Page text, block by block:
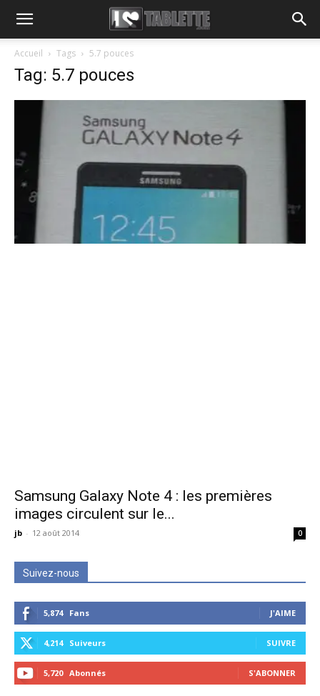
Accueil Tags 5.7 pouces
Tag: 5.7 pouces
Samsung Galaxy Note 4 : les premières
images circulent sur le...
jb - 12 août 2014 0
Suivez-nous
5,874 Fans J'AIME
4,214 Suiveurs SUIVRE
5,720 Abonnés S'ABONNER